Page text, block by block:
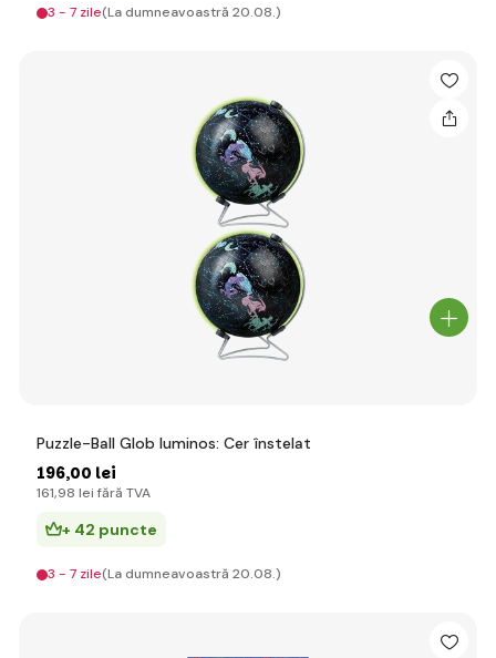
3 - 7 zile(La dumneavoastră 20.08.)
Puzzle-Ball Glob luminos: Cer înstelat
196,00 lei
161,98 lei fără TVA
+ 42 puncte
3 - 7 zile(La dumneavoastră 20.08.)